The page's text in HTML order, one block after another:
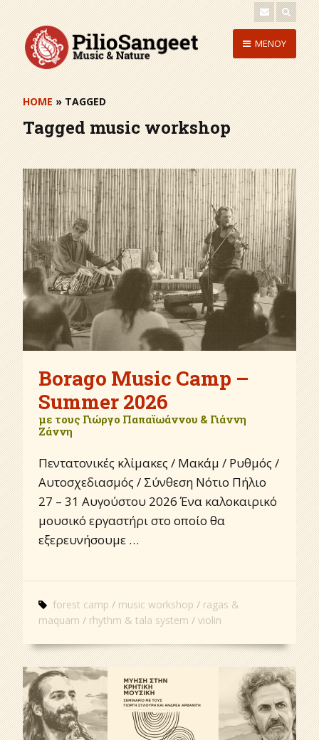
Skip
to
content
MENOY
Skip
to
content
HOME» TAGGED
Taggedmusic workshop
Borago Music Camp –
Summer 2026
με τους Γιώργο Παπαϊωάννου & Γιάννη
Ζάννη
Πεντατονικές κλίμακες / Μακάμ / Ρυθμός /
Αυτοσχεδιασμός / Σύνθεση Νότιο Πήλιο
27 – 31 Αυγούστου 2026 Ένα καλοκαιρικό
μουσικό εργαστήρι στο οποίο θα
εξερευνήσουμε …
forest camp music workshop
ragas &
maquam
rhythm & tala system violin